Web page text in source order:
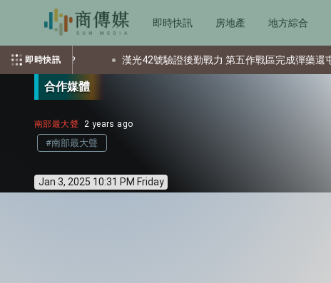
即時快訊 房地產 地方綜合
即時快訊
資？ 漢光42號驗證後勤戰力 第五作戰區完成彈藥還屯整備
合作媒體
南部最大聲 2 years ago
#南部最大聲
Jan 3, 2025 10:31 PM Friday